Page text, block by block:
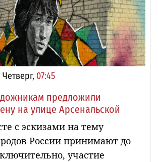
Четверг, 07:45
предложили
на улице Арсенальской
с эскизами на тему
России принимают до
участие